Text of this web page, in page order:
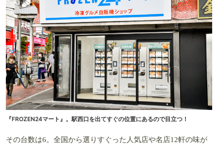
『FROZEN24マート』。駅西口を出てすぐの位置にあるので目立つ！
その台数は6。全国から選りすぐった人気店や名店12軒の味が